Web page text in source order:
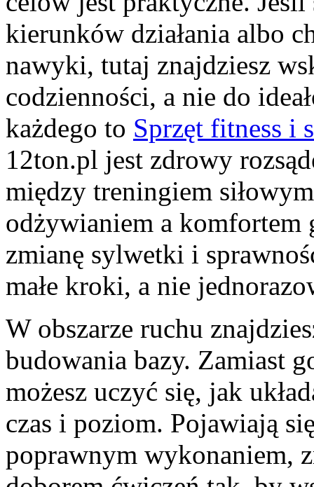
kierunków działania albo
nawyki, tutaj znajdziesz
codzienności, a nie do
każdego to Sprzęt fitness i
12ton.pl jest zdrowy
między treningiem
odżywianiem a komfortem
zmianę sylwetki i
małe kroki, a nie
W obszarze ruchu
budowania bazy. Zamiast
możesz uczyć się, jak
czas i poziom. Pojawiają
poprawnym wykonaniem,